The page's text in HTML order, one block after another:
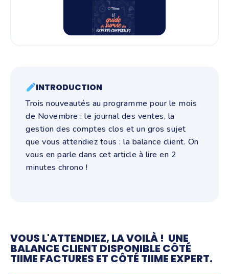
INTRODUCTION
Trois nouveautés au programme pour le mois
de Novembre : le journal des ventes, la
gestion des comptes clos et un gros sujet
que vous attendiez tous : la balance client. On
vous en parle dans cet article à lire en 2
minutes chrono !
VOUS L'ATTENDIEZ, LA VOILÀ ! UNE
BALANCE CLIENT DISPONIBLE CÔTÉ
TIIME FACTURES ET CÔTÉ TIIME EXPERT.